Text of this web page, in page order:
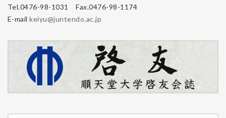
Tel.0476-98-1031 Fax.0476-98-1174
E-mailkeiyu@juntendo.ac.jp